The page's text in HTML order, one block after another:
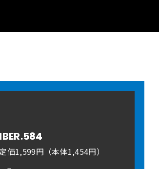
定価1,599円（本体1,454円）